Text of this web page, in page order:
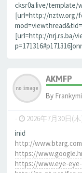
cksr0a.live/template/
[url=http://nztw.org/
[url=http://nrj.rs.ba/
AKMFP
By
- 2026年7月30日(木
inid
http://
https://
https://www.eye-